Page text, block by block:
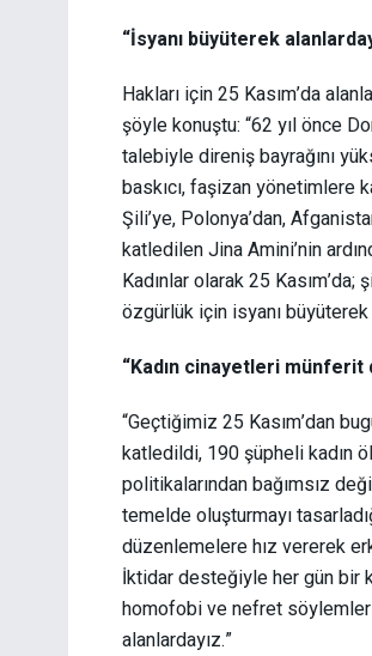
“İsyanı büyüterek
Hakları için 25 Kasım’da
şöyle konuştu: “62 yıl önce
talebiyle direniş bayrağını
baskıcı, faşizan yönetimlere
Şili’ye, Polonya’dan,
katledilen Jina Amini’nin
Kadınlar olarak 25
özgürlük için isyanı büyüterek
“Kadın cinayetleri
“Geçtiğimiz 25 Kasım’dan
katledildi, 190 şüpheli kadın
politikalarından bağımsız
temelde oluşturmayı
düzenlemelere hız vererek
İktidar desteğiyle her gün bir
homofobi ve nefret
alanlardayız.”